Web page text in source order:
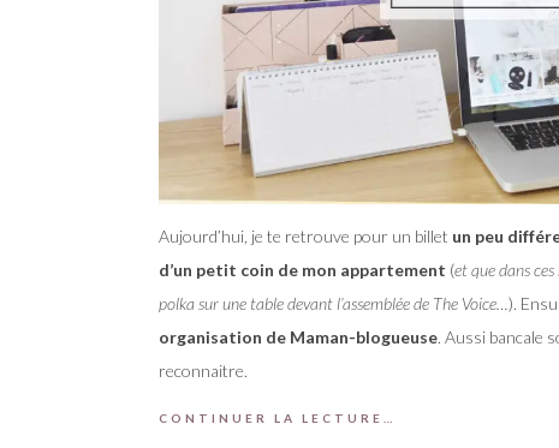
Aujourd’hui, je te retrouve pour un billet un peu
d’un petit coin de mon appartement (et que dans
polka sur une table devant l’assemblée de The Voice…).
organisation de Maman-blogueuse. Aussi bancale
reconnaitre.
CONTINUER LA LECTURE…